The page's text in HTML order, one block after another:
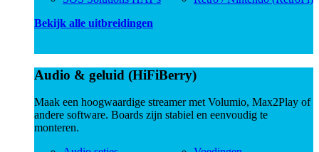
Bekijk alle uitbreidingen
Audio & geluid (HiFiBerry)
Maak een hoogwaardige streamer met Volumio, Max2Play of
andere software. Boards zijn stabiel en eenvoudig te
monteren.